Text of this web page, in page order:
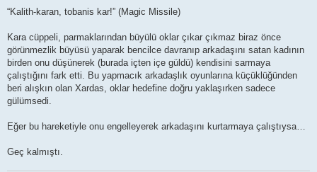
“Kalith-karan, tobanis kar!” (Magic Missile)
Kara cüppeli, parmaklarından büyülü oklar çıkar çıkmaz biraz önce
görünmezlik büyüsü yaparak bencilce davranıp arkadaşını satan kadının
birden onu düşünerek (burada içten içe güldü) kendisini sarmaya
çalıştığını fark etti. Bu yapmacık arkadaşlık oyunlarına küçüklüğünden
beri alışkın olan Xardas, oklar hedefine doğru yaklaşırken sadece
gülümsedi.
Eğer bu hareketiyle onu engelleyerek arkadaşını kurtarmaya çalıştıysa…
Geç kalmıştı.